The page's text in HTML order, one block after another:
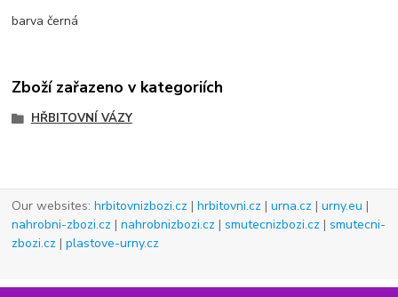
barva černá
Zboží zařazeno v kategoriích
HŘBITOVNÍ VÁZY
Our websites:hrbitovnizbozi.cz |hrbitovni.cz |urna.cz |urny.eu |
nahrobni-zbozi.cz |nahrobnizbozi.cz |smutecnizbozi.cz |smutecni-
zbozi.cz |plastove-urny.cz